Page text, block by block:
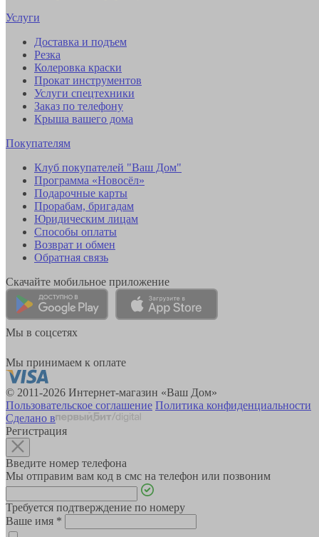
Услуги
Доставка и подъем
Резка
Колеровка краски
Прокат инструментов
Услуги спецтехники
Заказ по телефону
Крыша вашего дома
Покупателям
Клуб покупателей "Ваш Дом"
Программа «Новосёл»
Подарочные карты
Прорабам, бригадам
Юридическим лицам
Способы оплаты
Возврат и обмен
Обратная связь
Скачайте мобильное приложение
Мы в соцсетях
Мы принимаем к оплате
© 2011-2026 Интернет-магазин «Ваш Дом»
Пользовательское соглашение Политика конфиденциальности
Сделано в
Регистрация
Введите номер телефона
Мы отправим вам код в смс на телефон или позвоним
Требуется подтверждение по номеру
Ваше имя *